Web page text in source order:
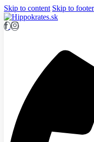
Skip to content Skip to footer